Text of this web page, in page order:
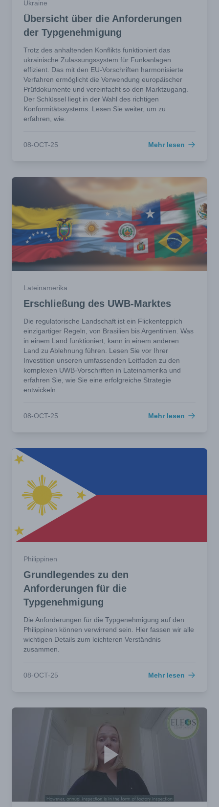
Ukraine
Übersicht über die Anforderungen
der Typgenehmigung
Trotz des anhaltenden Konflikts funktioniert das
ukrainische Zulassungssystem für Funkanlagen
effizient. Das mit den EU-Vorschriften harmonisierte
Verfahren ermöglicht die Verwendung europäischer
Prüfdokumente und vereinfacht so den Marktzugang.
Der Schlüssel liegt in der Wahl des richtigen
Konformitätssystems. Lesen Sie weiter, um zu
erfahren, wie.
08-OCT-25 Mehr lesen
Lateinamerika
Erschließung des UWB-Marktes
Die regulatorische Landschaft ist ein Flickenteppich
einzigartiger Regeln, von Brasilien bis Argentinien. Was
in einem Land funktioniert, kann in einem anderen
Land zu Ablehnung führen. Lesen Sie vor Ihrer
Investition unseren umfassenden Leitfaden zu den
komplexen UWB-Vorschriften in Lateinamerika und
erfahren Sie, wie Sie eine erfolgreiche Strategie
entwickeln.
08-OCT-25 Mehr lesen
Philippinen
Grundlegendes zu den
Anforderungen für die
Typgenehmigung
Die Anforderungen für die Typgenehmigung auf den
Philippinen können verwirrend sein. Hier fassen wir alle
wichtigen Details zum leichteren Verständnis
zusammen.
08-OCT-25 Mehr lesen